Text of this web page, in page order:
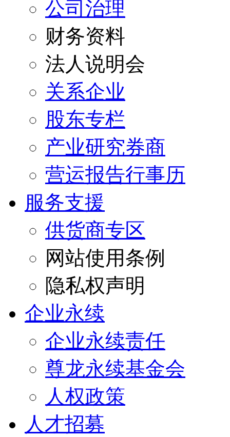
公司治理
财务资料
法人说明会
关系企业
股东专栏
产业研究券商
营运报告行事历
服务支援
供货商专区
网站使用条例
隐私权声明
企业永续
企业永续责任
尊龙永续基金会
人权政策
人才招募